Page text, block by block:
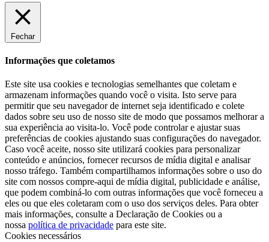
Fechar
Informações que coletamos
Este site usa cookies e tecnologias semelhantes que coletam e
armazenam informações quando você o visita. Isto serve para
permitir que seu navegador de internet seja identificado e colete
dados sobre seu uso de nosso site de modo que possamos melhorar a
sua experiência ao visita-lo. Você pode controlar e ajustar suas
preferências de cookies ajustando suas configurações do navegador.
Caso você aceite, nosso site utilizará cookies para personalizar
conteúdo e anúncios, fornecer recursos de mídia digital e analisar
nosso tráfego. Também compartilhamos informações sobre o uso do
site com nossos compre-aqui de mídia digital, publicidade e análise,
que podem combiná-lo com outras informações que você forneceu a
eles ou que eles coletaram com o uso dos serviços deles. Para obter
mais informações, consulte a Declaração de Cookies ou a
nossa política de privacidade para este site.
Cookies necessários